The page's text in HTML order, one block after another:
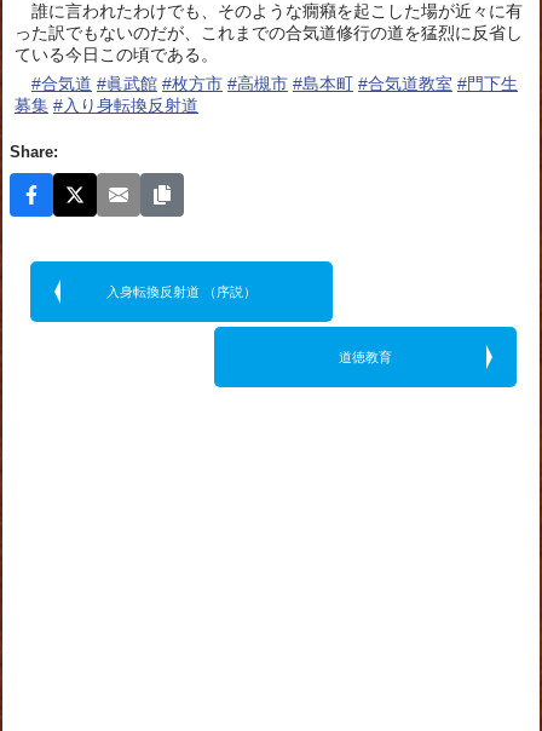
誰に言われたわけでも、そのような癇癪を起こした場が近々に有
った訳でもないのだが、これまでの合気道修行の道を猛烈に反省し
ている今日この頃である。
#合気道 #眞武館 #枚方市 #高槻市 #島本町 #合気道教室 #門下生
募集 #入り身転換反射道
Share:
入身転換反射道 （序説）
道徳教育